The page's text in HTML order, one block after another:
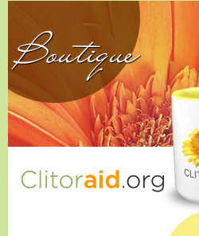
Boutique